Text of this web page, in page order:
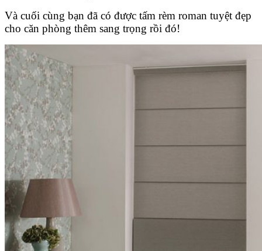
Và cuối cùng bạn đã có được tấm rèm roman tuyệt đẹp
cho căn phòng thêm sang trọng rồi đó!